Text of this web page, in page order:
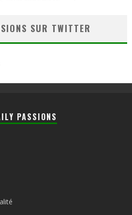
SUR TWITTER
PASSIONS